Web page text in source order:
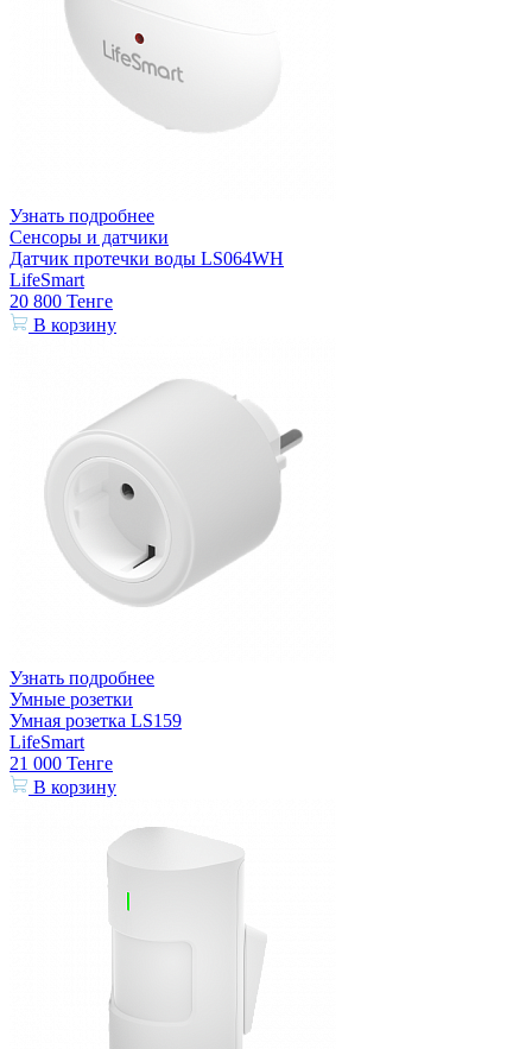
Узнать подробнее
Сенсоры и датчики
Датчик протечки воды LS064WH
LifeSmart
20 800 Тенге
В корзину
Узнать подробнее
Умные розетки
Умная розетка LS159
LifeSmart
21 000 Тенге
В корзину